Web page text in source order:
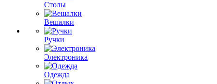
Столы
Вешалки
Ручки
Электроника
Одежда